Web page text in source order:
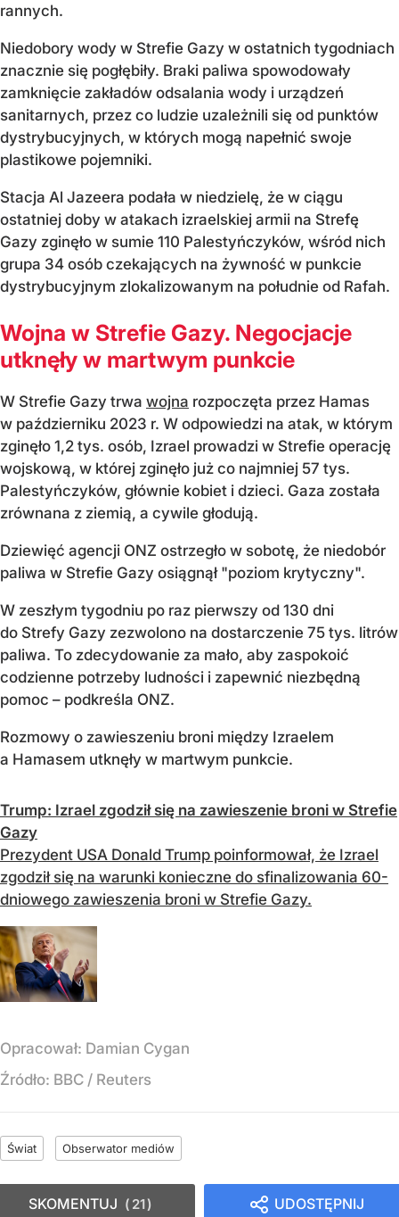
rannych.
Niedobory wody w Strefie Gazy w ostatnich tygodniach
znacznie się pogłębiły. Braki paliwa spowodowały
zamknięcie zakładów odsalania wody i urządzeń
sanitarnych, przez co ludzie uzależnili się od punktów
dystrybucyjnych, w których mogą napełnić swoje
plastikowe pojemniki.
Stacja Al Jazeera podała w niedzielę, że w ciągu
ostatniej doby w atakach izraelskiej armii na Strefę
Gazy zginęło w sumie 110 Palestyńczyków, wśród nich
grupa 34 osób czekających na żywność w punkcie
dystrybucyjnym zlokalizowanym na południe od Rafah.
Wojna w Strefie Gazy. Negocjacje
utknęły w martwym punkcie
W Strefie Gazy trwa wojna rozpoczęta przez Hamas
w październiku 2023 r. W odpowiedzi na atak, w którym
zginęło 1,2 tys. osób, Izrael prowadzi w Strefie operację
wojskową, w której zginęło już co najmniej 57 tys.
Palestyńczyków, głównie kobiet i dzieci. Gaza została
zrównana z ziemią, a cywile głodują.
Dziewięć agencji ONZ ostrzegło w sobotę, że niedobór
paliwa w Strefie Gazy osiągnął "poziom krytyczny".
W zeszłym tygodniu po raz pierwszy od 130 dni
do Strefy Gazy zezwolono na dostarczenie 75 tys. litrów
paliwa. To zdecydowanie za mało, aby zaspokoić
codzienne potrzeby ludności i zapewnić niezbędną
pomoc – podkreśla ONZ.
Rozmowy o zawieszeniu broni między Izraelem
a Hamasem utknęły w martwym punkcie.
Trump: Izrael zgodził się na zawieszenie broni w Strefie
Gazy
Prezydent USA Donald Trump poinformował, że Izrael
zgodził się na warunki konieczne do sfinalizowania 60-
dniowego zawieszenia broni w Strefie Gazy.
Opracował: Damian Cygan
Źródło: BBC / Reuters
Świat Obserwator mediów
UDOSTĘPNIJ
SKOMENTUJ 21